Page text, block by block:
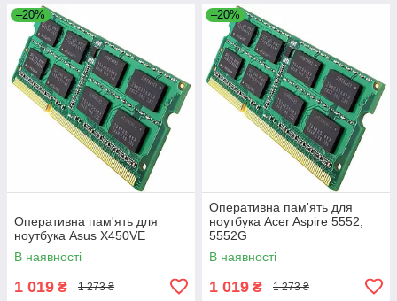
–20%
Оперативна пам'ять для
ноутбука Asus X450VE
В наявності
1 019 ₴ 1 273 ₴
–20%
Оперативна пам'ять для
ноутбука Acer Aspire 5552,
5552G
В наявності
1 019 ₴ 1 273 ₴